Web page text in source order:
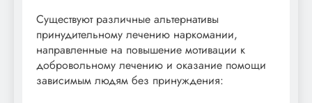
Существуют различные альтернативы
принудительному лечению наркомании,
направленные на повышение мотивации к
добровольному лечению и оказание помощи
зависимым людям без принуждения: